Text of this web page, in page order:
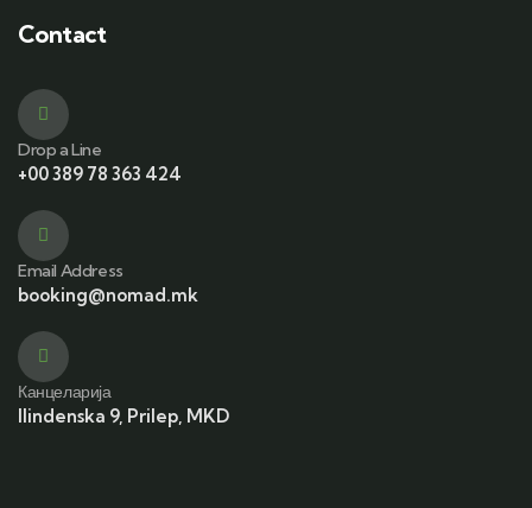
Contact
Drop a Line
+00 389 78 363 424
Email Address
booking@nomad.mk
Канцеларија
Ilindenska 9, Prilep, MKD